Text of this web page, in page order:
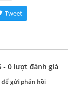
Tweet
- 0 lượt đánh giá
gửi phản hồi